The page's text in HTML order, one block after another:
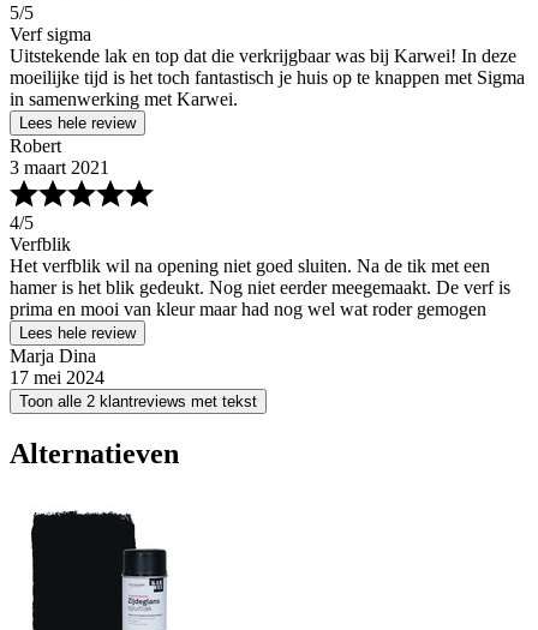
5/5
Verf sigma
Uitstekende lak en top dat die verkrijgbaar was bij Karwei! In deze
moeilijke tijd is het toch fantastisch je huis op te knappen met Sigma
in samenwerking met Karwei.
Lees hele review
Robert
3 maart 2021
4/5
Verfblik
Het verfblik wil na opening niet goed sluiten. Na de tik met een
hamer is het blik gedeukt. Nog niet eerder meegemaakt. De verf is
prima en mooi van kleur maar had nog wel wat roder gemogen
Lees hele review
Marja Dina
17 mei 2024
Toon alle 2 klantreviews met tekst
Alternatieven